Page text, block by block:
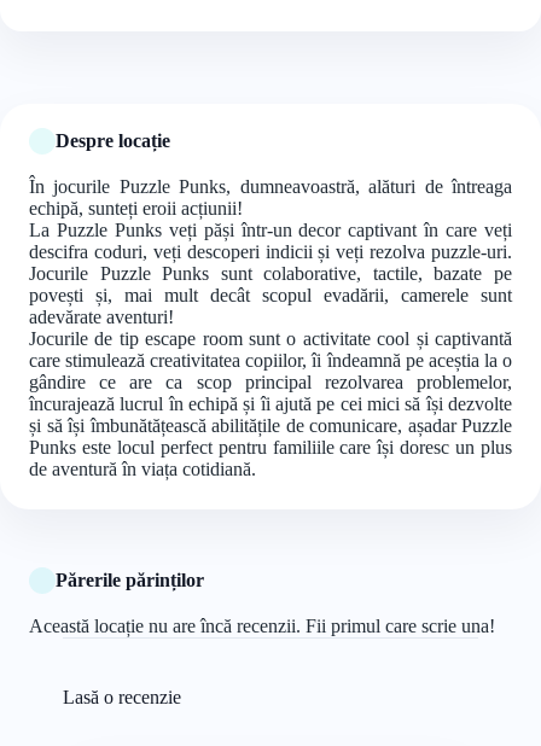
Despre locație
În jocurile Puzzle Punks, dumneavoastră, alături de întreaga
echipă, sunteți eroii acțiunii!
La Puzzle Punks veți păși într-un decor captivant în care veți
descifra coduri, veți descoperi indicii și veți rezolva puzzle-uri.
Jocurile Puzzle Punks sunt colaborative, tactile, bazate pe
povești și, mai mult decât scopul evadării, camerele sunt
adevărate aventuri!
Jocurile de tip escape room sunt o activitate cool și captivantă
care stimulează creativitatea copiilor, îi îndeamnă pe aceștia la o
gândire ce are ca scop principal rezolvarea problemelor,
încurajează lucrul în echipă și îi ajută pe cei mici să își dezvolte
și să își îmbunătățească abilitățile de comunicare, așadar Puzzle
Punks este locul perfect pentru familiile care își doresc un plus
de aventură în viața cotidiană.
Părerile părinților
Această locație nu are încă recenzii. Fii primul care scrie una!
Lasă o recenzie